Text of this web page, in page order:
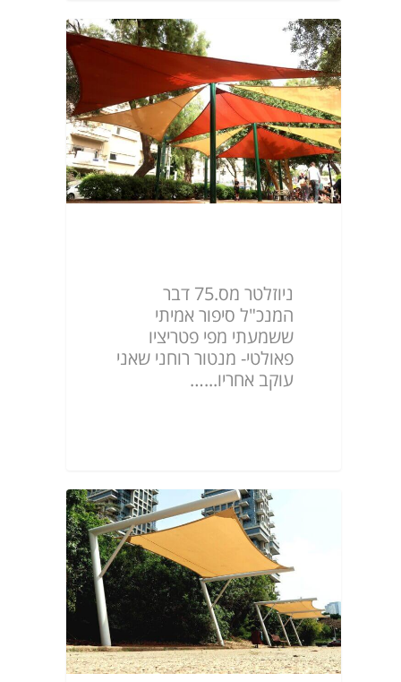
ניוזלטר מס.75 דבר
המנכ"ל סיפור אמיתי
ששמעתי מפי פטריציו
פאולטי- מנטור רוחני שאני
עוקב אחריו...…